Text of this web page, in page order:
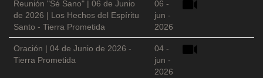
Reunión "Sé Sano" | 06 de Junio
de 2026 | Los Hechos del Espíritu
Santo - Tierra Prometida
06 -
jun -
2026
Oración | 04 de Junio de 2026 -
Tierra Prometida
04 -
jun -
2026